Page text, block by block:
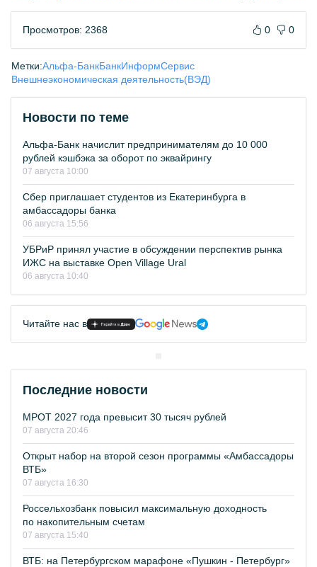
Просмотров: 2368 0 0
Метки:Альфа-БанкБанкИнформСервис
Внешнеэкономическая деятельность(ВЭД)
Новости по теме
Альфа-Банк начислит предпринимателям до 10 000
рублей кэшбэка за оборот по эквайрингу
07 августа 10:00
Сбер приглашает студентов из Екатеринбурга в
амбассадоры банка
06 августа 15:56
УБРиР принял участие в обсуждении перспектив рынка
ИЖС на выставке Open Village Ural
06 августа 10:40
Читайте нас в
Последние новости
МРОТ 2027 года превысит 30 тысяч рублей
07 августа 20:46
Открыт набор на второй сезон программы «Амбассадоры
ВТБ»
07 августа 16:30
Россельхозбанк повысил максимальную доходность
по накопительным счетам
07 августа 15:40
ВТБ: на Петербургском марафоне «Пушкин - Петербург»